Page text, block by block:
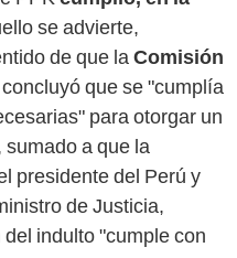
se advierte,
de que laComisión
concluyó que se "cumplía
para otorgar un
a que la
presidente del Perú y
de Justicia,
indulto "cumple con